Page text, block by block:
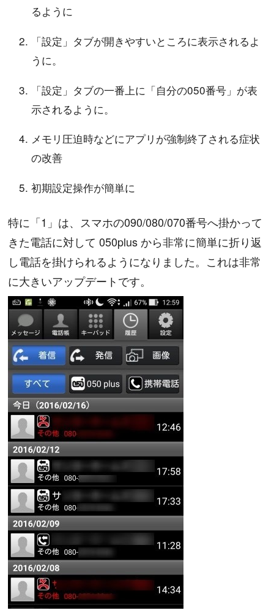
るように
「設定」タブが開きやすいところに表示されるよ
うに。
「設定」タブの一番上に「自分の050番号」が表
示されるように。
メモリ圧迫時などにアプリが強制終了される症状
の改善
初期設定操作が簡単に
特に「1」は、スマホの090/080/070番号へ掛かって
きた電話に対して 050plus から非常に簡単に折り返
し電話を掛けられるようになりました。これは非常
に大きいアップデートです。